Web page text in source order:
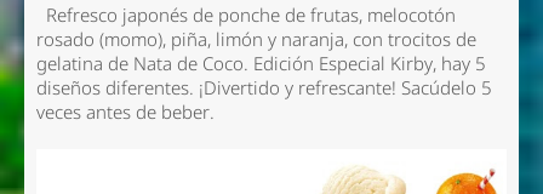
Refresco japonés de ponche de frutas, melocotón
rosado (momo), piña, limón y naranja, con trocitos de
gelatina de Nata de Coco. Edición Especial Kirby, hay 5
diseños diferentes. ¡Divertido y refrescante! Sacúdelo 5
veces antes de beber.